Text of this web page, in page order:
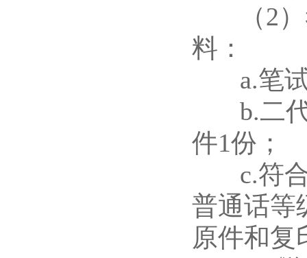
（2）
料：
a.笔试
b.二代
件1份；
c.符合
普通话等
原件和复